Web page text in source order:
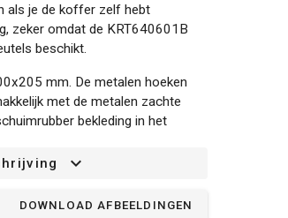
als je de koffer zelf hebt
zeker omdat de KRT640601B
beschikt.
mm. De metalen hoeken
met de metalen zachte
bekleding in het
DOWNLOAD AFBEELDINGEN